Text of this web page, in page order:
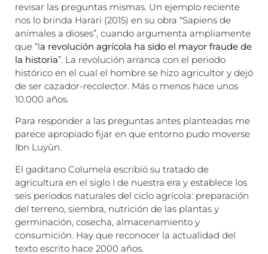
revisar las preguntas mismas. Un ejemplo reciente
nos lo brinda Harari (2015) en su obra “Sapiens de
animales a dioses”, cuando argumenta ampliamente
que “la revolución agrícola ha sido el mayor fraude de
la historia”. La revolución arranca con el periodo
histórico en el cual el hombre se hizo agricultor y dejó
de ser cazador-recolector. Más o menos hace unos
10.000 años.
Para responder a las preguntas antes planteadas me
parece apropiado fijar en que entorno pudo moverse
Ibn Luyūn.
El gaditano Columela escribió su tratado de
agricultura en el siglo I de nuestra era y establece los
seis periodos naturales del ciclo agrícola: preparación
del terreno, siembra, nutrición de las plantas y
germinación, cosecha, almacenamiento y
consumición. Hay que reconocer la actualidad del
texto escrito hace 2000 años.